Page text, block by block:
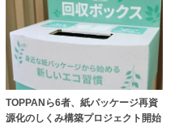
TOPPANら6者、紙パッケージ再資
源化のしくみ構築プロジェクト開始